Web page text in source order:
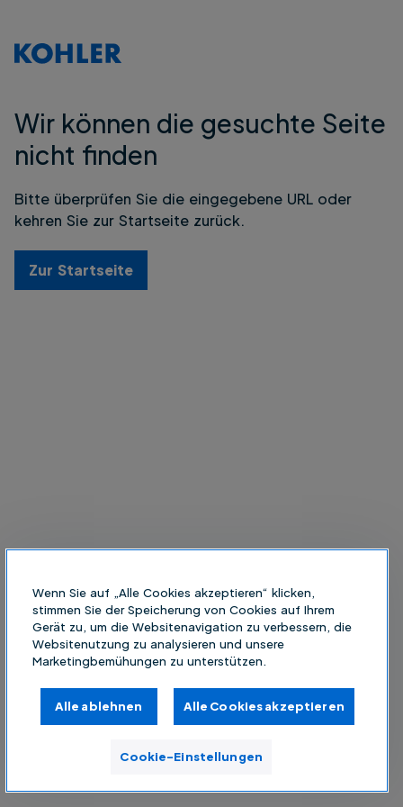
Wir können die gesuchte Seite
nicht finden
Bitte überprüfen Sie die eingegebene URL oder
kehren Sie zur Startseite zurück.
Zur Startseite
Wenn Sie auf „Alle Cookies akzeptieren“ klicken,
stimmen Sie der Speicherung von Cookies auf Ihrem
Gerät zu, um die Websitenavigation zu verbessern, die
Websitenutzung zu analysieren und unsere
Marketingbemühungen zu unterstützen.
Alle ablehnen Alle Cookies akzeptieren
Cookie-Einstellungen